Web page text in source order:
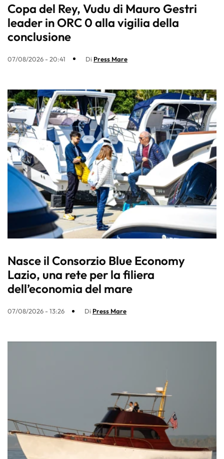
Copa del Rey, Vudu di Mauro Gestri
leader in ORC 0 alla vigilia della
conclusione
07/08/2026 - 20:41 Di Press Mare
Nasce il Consorzio Blue Economy
Lazio, una rete per la filiera
dell’economia del mare
07/08/2026 - 13:26 Di Press Mare